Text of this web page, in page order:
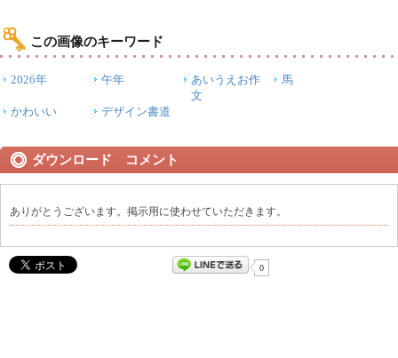
この画像のキーワード
2026年 午年
あいうえお作
文
馬
かわいい デザイン書道
ダウンロード コメント
ありがとうございます。掲示用に使わせていただきます。
0